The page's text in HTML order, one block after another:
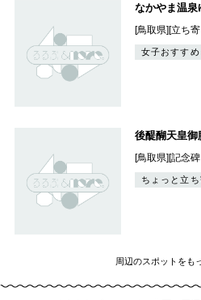
なかやま温
[鳥取県][立ち
女子おすすめ
後醍醐天皇御
[鳥取県][記念
ちょっと立ち
周辺のスポットをも